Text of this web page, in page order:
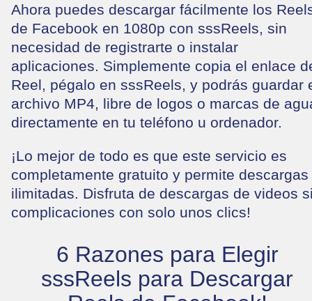
Ahora puedes descargar fácilmente los
de Facebook en 1080p con sssReels, sin
necesidad de registrarte o instalar
aplicaciones. Simplemente copia el enlace
Reel, pégalo en sssReels, y podrás guardar
archivo MP4, libre de logos o marcas de
directamente en tu teléfono u ordenador.
¡Lo mejor de todo es que este servicio es
completamente gratuito y permite descargas
ilimitadas. Disfruta de descargas de videos
complicaciones con solo unos clics!
6 Razones para Elegir
sssReels para Descargar